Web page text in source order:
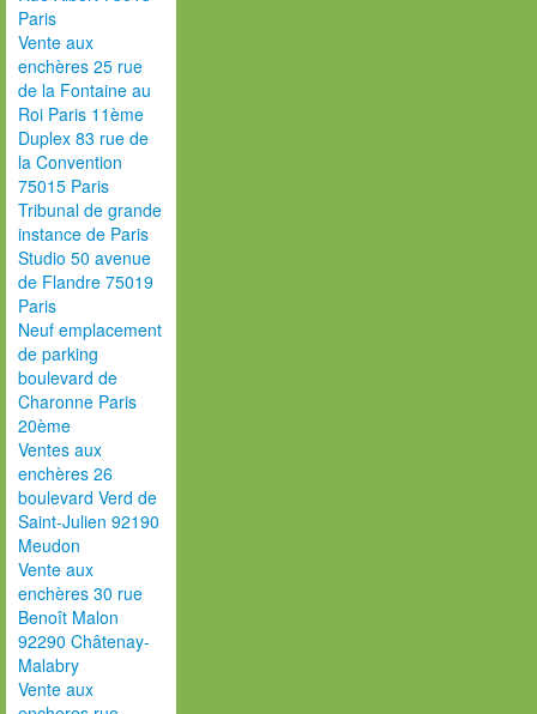
Paris
Vente aux
enchères 25 rue
de la Fontaine au
Roi Paris 11ème
Duplex 83 rue de
la Convention
75015 Paris
Tribunal de grande
instance de Paris
Studio 50 avenue
de Flandre 75019
Paris
Neuf emplacement
de parking
boulevard de
Charonne Paris
20ème
Ventes aux
enchères 26
boulevard Verd de
Saint-Julien 92190
Meudon
Vente aux
enchères 30 rue
Benoît Malon
92290 Châtenay-
Malabry
Vente aux